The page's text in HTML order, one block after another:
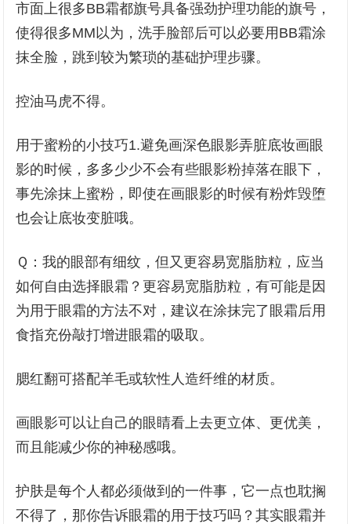
市面上很多BB霜都旗号具备强劲护理功能的旗号，
使得很多MM以为，洗手脸部后可以必要用BB霜涂
抹全脸，跳到较为繁琐的基础护理步骤。
控油马虎不得。
用于蜜粉的小技巧1.避免画深色眼影弄脏底妆画眼
影的时候，多多少少不会有些眼影粉掉落在眼下，
事先涂抹上蜜粉，即使在画眼影的时候有粉炸毁堕
也会让底妆变脏哦。
Ｑ：我的眼部有细纹，但又更容易宽脂肪粒，应当
如何自由选择眼霜？更容易宽脂肪粒，有可能是因
为用于眼霜的方法不对，建议在涂抹完了眼霜后用
食指充份敲打增进眼霜的吸取。
腮红翻可搭配羊毛或软性人造纤维的材质。
画眼影可以让自己的眼睛看上去更立体、更优美，
而且能减少你的神秘感哦。
护肤是每个人都必须做到的一件事，它一点也耽搁
不得了，那你告诉眼霜的用于技巧吗？其实眼霜并